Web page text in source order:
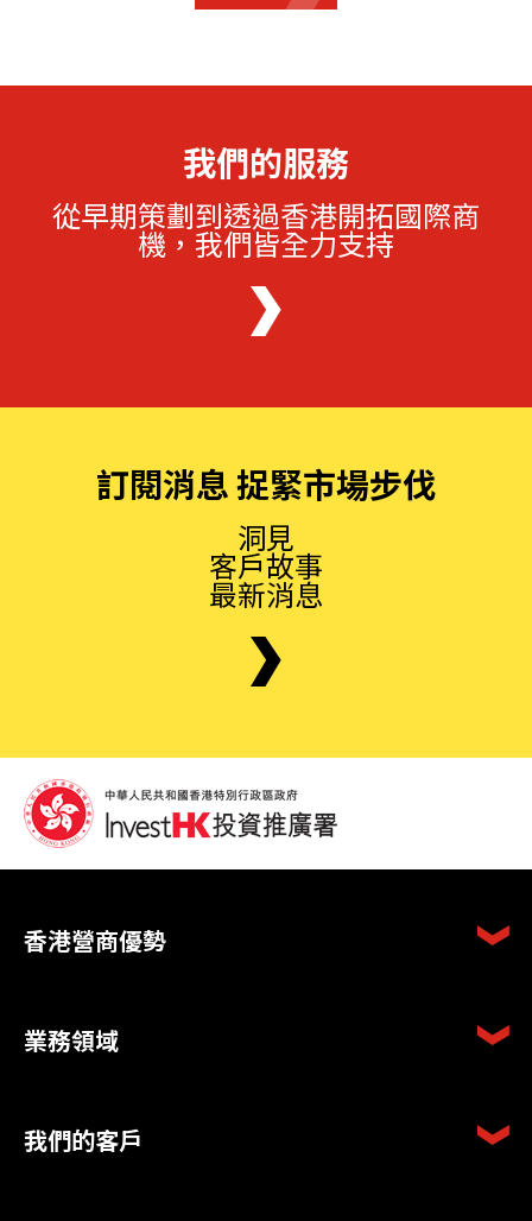
我們的服務
從早期策劃到透過香港開拓國際商
機，我們皆全力支持
訂閱消息 捉緊市場步伐
洞見
客戶故事
最新消息
香港營商優勢
業務領域
我們的客戶